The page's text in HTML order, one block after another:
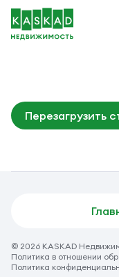
Перезагрузить
© 2026 KASKAD
Политика в отношении
Политика